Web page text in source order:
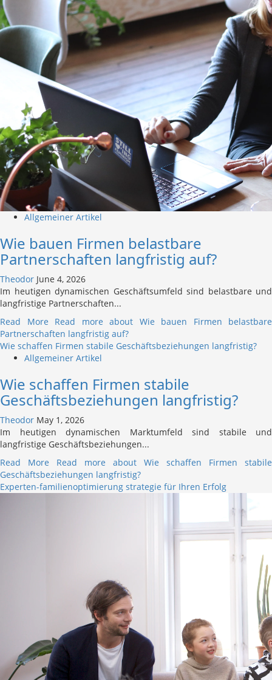
Allgemeiner Artikel
Wie bauen Firmen belastbare
Partnerschaften langfristig auf?
Theodor June 4, 2026
Im heutigen dynamischen Geschäftsumfeld sind belastbare und
langfristige Partnerschaften...
Read More Read more about Wie bauen Firmen belastbare
Partnerschaften langfristig auf?
Wie schaffen Firmen stabile Geschäftsbeziehungen langfristig?
Allgemeiner Artikel
Wie schaffen Firmen stabile
Geschäftsbeziehungen langfristig?
Theodor May 1, 2026
Im heutigen dynamischen Marktumfeld sind stabile und
langfristige Geschäftsbeziehungen...
Read More Read more about Wie schaffen Firmen stabile
Geschäftsbeziehungen langfristig?
Experten-familienoptimierung strategie für Ihren Erfolg